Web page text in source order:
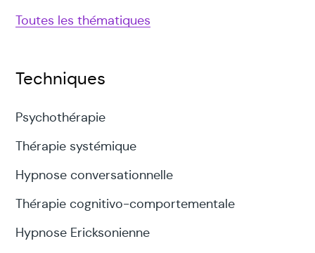
Toutes les thématiques
Techniques
Psychothérapie
Thérapie systémique
Hypnose conversationnelle
Thérapie cognitivo-comportementale
Hypnose Ericksonienne